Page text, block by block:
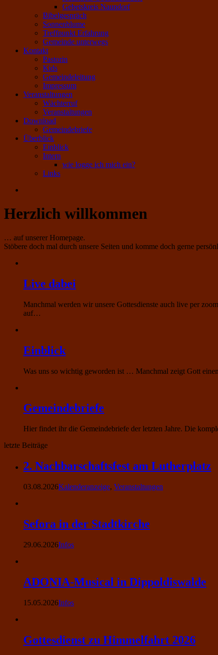
Gebetskreis Naundorf
Bibelgespräch
Sonnenblume
Treffpunkt Erfahrung
Gemeinde unterwegs
Kontakt
Pastorin
Kids
Gemeindeleitung
Impressum
Veranstaltungen
Wächterruf
Veranstaltungen
Download
Gemeindebriefe
Überblick
Einblick
Intern
wie logge ich mich ein?
Links
Herzlich willkommen
… auf unserer Homepage.
Stöbere doch mal durch unsere Seiten und komme doch gerne
Live dabei
Manchmal werden wir unsere Gottesdienste auch live per
auf…
Einblick
Was uns so wichtig geworden ist … Manchmal zeigt Gott
Gemeindebriefe
Hier findet ihr die Gemeindebriefe der letzten Jahre. Die
letzte Beiträge
2. Nachbarschaftsfest am Lutherplatz
03.08.2026Kalenderanzeige, Veranstaltungen
Sefora in der Stadtkirche
29.06.2026Infos
ADONIA-Musical in Dippoldiswalde
15.05.2026Infos
Gottesdienst zu Himmelfahrt 2026